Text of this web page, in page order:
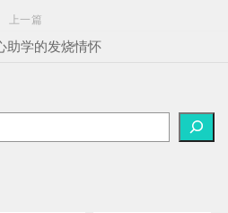
上一篇
助学的发烧情怀